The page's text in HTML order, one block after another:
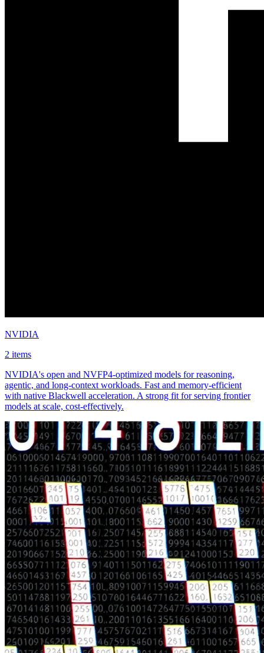
NVIDIA
2 items
NVIDIA's open and NVFP4-optimized models for reasoning,
agentic, and long-context workloads. Fast and memory-efficient
with native Blackwell acceleration. A strong fit for serving frontier
models at scale, cost-effectively.